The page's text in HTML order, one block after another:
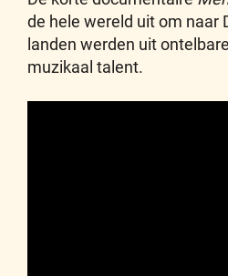
de hele wereld uit om naar
landen werden uit
muzikaal talent.